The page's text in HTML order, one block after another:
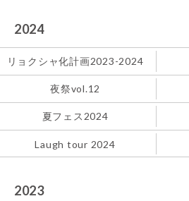
2024
リョクシャ化計画2023-2024
夜祭vol.12
夏フェス2024
Laugh tour 2024
2023